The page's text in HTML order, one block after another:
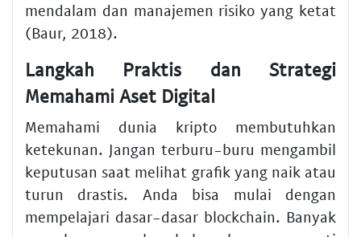
mendalam dan manajemen risiko yang ketat
(Baur, 2018).
Langkah Praktis dan Strategi
Memahami Aset Digital
Memahami dunia kripto membutuhkan
ketekunan. Jangan terburu-buru mengambil
keputusan saat melihat grafik yang naik atau
turun drastis. Anda bisa mulai dengan
mempelajari dasar-dasar blockchain. Banyak